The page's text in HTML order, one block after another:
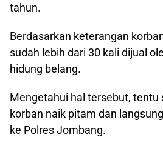
tahun.
Berdasarkan keterangan
sudah lebih dari 30 kali dijual
hidung belang.
Mengetahui hal tersebut, tentu
korban naik pitam dan
ke Polres Jombang.